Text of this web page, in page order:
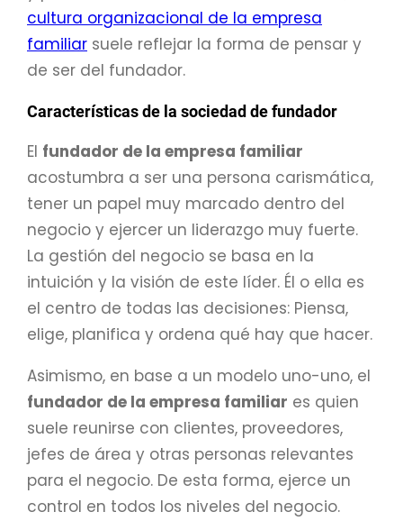
cultura organizacional de la empresa
familiar suele reflejar la forma de pensar y
de ser del fundador.
Características de la sociedad de fundador
El fundador de la empresa familiar
acostumbra a ser una persona carismática,
tener un papel muy marcado dentro del
negocio y ejercer un liderazgo muy fuerte.
La gestión del negocio se basa en la
intuición y la visión de este líder. Él o ella es
el centro de todas las decisiones: Piensa,
elige, planifica y ordena qué hay que hacer.
Asimismo, en base a un modelo uno-uno, el
fundador de la empresa familiar es quien
suele reunirse con clientes, proveedores,
jefes de área y otras personas relevantes
para el negocio. De esta forma, ejerce un
control en todos los niveles del negocio.